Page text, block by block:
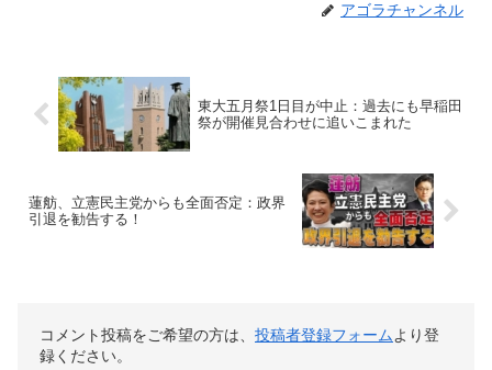
アゴラチャンネル
東大五月祭1日目が中止：過去にも早稲田
祭が開催見合わせに追いこまれた
蓮舫、立憲民主党からも全面否定：政界
引退を勧告する！
コメント投稿をご希望の方は、 投稿者登録フォームより登
録ください。